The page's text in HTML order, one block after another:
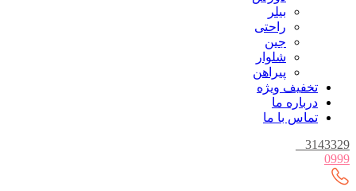
بیلر
راحتی
جین
شلوار
پیراهن
تخفیف ویژه
درباره ما
تماس با ما
3143329
0999